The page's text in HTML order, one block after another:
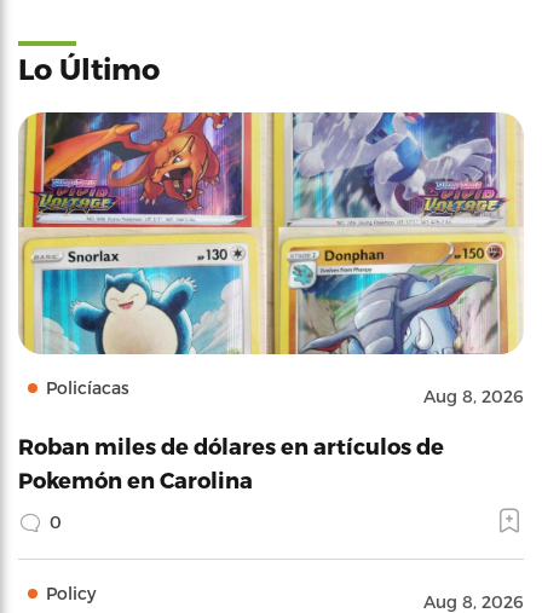
Lo Último
Policíacas Aug 8, 2026
Roban miles de dólares en artículos de
Pokemón en Carolina
0
Policy Aug 8, 2026